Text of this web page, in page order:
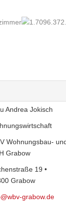
Andrea Jokisch
Wohnungsbau-
Grabow
19 •
Grabow
grabow.de